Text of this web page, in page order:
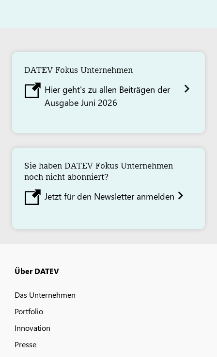
DATEV Fokus Unternehmen
Hier geht's zu allen Beiträgen der
Ausgabe Juni 2026
Sie haben DATEV Fokus Unternehmen
noch nicht abonniert?
Jetzt für den Newsletter anmelden
Über DATEV
Das Unternehmen
Portfolio
Innovation
Presse